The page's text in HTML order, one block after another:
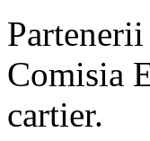
Comisia
cartier.